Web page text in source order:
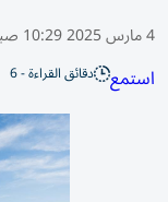
4 مارس 2025 10:29 صباحًا
استمع دقائق القراءة - 6